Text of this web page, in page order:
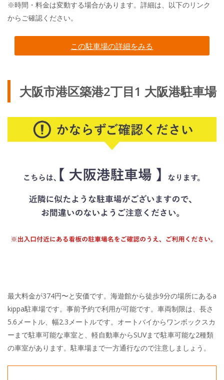
※時間・料金は変動する場合があります。詳細は、以下のリンク
からご確認ください。
この駐車場の詳細をみる
大阪市港区築港2丁目1 大阪港駐車場
最大料金が374円〜と安価です。海遊館から徒歩9分の場所にあるa
kippa駐車場です。事前予約で利用が可能です。車両制限は、長さ
5.6メートル、幅2.3メートルです。オートバイからワンボックスカ
ーまで駐車可能な車室と、軽自動車からSUVまで駐車可能な2種類
の車室があります。駐車場まで一方通行なので注意しましょう。